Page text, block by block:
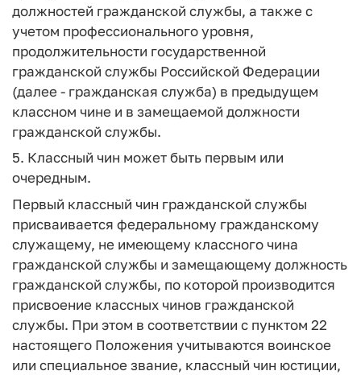
должностей гражданской службы, а также с
учетом профессионального уровня,
продолжительности государственной
гражданской службы Российской Федерации
(далее - гражданская служба) в предыдущем
классном чине и в замещаемой должности
гражданской службы.
5. Классный чин может быть первым или
очередным.
Первый классный чин гражданской службы
присваивается федеральному гражданскому
служащему, не имеющему классного чина
гражданской службы и замещающему должность
гражданской службы, по которой производится
присвоение классных чинов гражданской
службы. При этом в соответствии с пунктом 22
настоящего Положения учитываются воинское
или специальное звание, классный чин юстиции,